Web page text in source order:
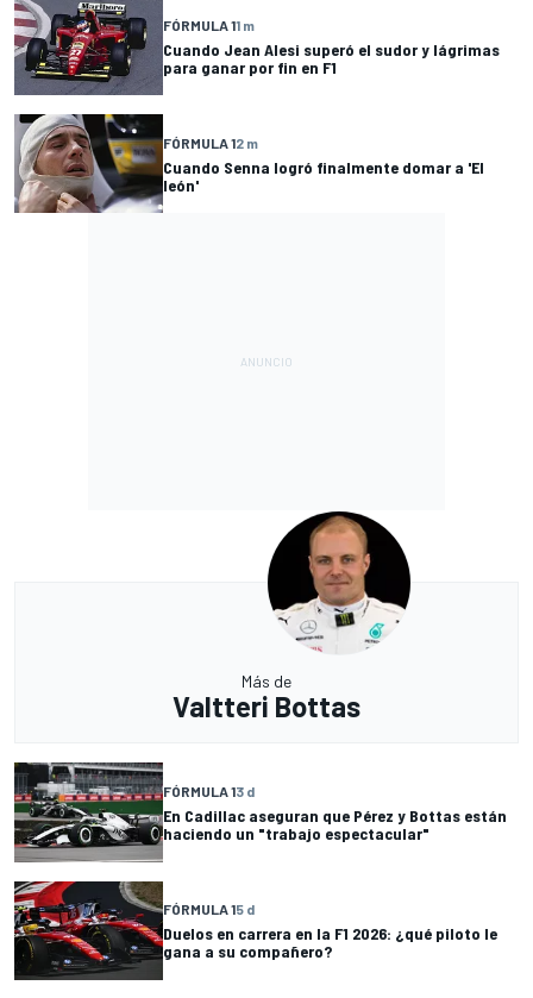
FÓRMULA 11 m
Cuando Jean Alesi superó el sudor y lágrimas
para ganar por fin en F1
FÓRMULA 12 m
Cuando Senna logró finalmente domar a 'El
león'
Más de
Valtteri Bottas
FÓRMULA 13 d
En Cadillac aseguran que Pérez y Bottas están
haciendo un "trabajo espectacular"
FÓRMULA 15 d
Duelos en carrera en la F1 2026: ¿qué piloto le
gana a su compañero?